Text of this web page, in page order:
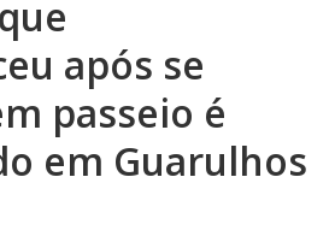
após se
passeio é
em Guarulhos